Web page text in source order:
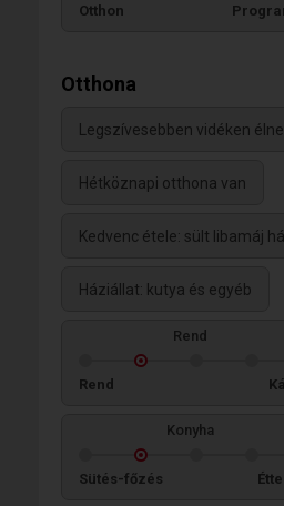
Otthon
Otthona
Legszívesebben vidéken élne
Hétköznapi otthona van
Kedvenc étele: sült libamáj
Háziállat: kutya és egyéb
Rend
Rend
Konyha
Sütés-főzés